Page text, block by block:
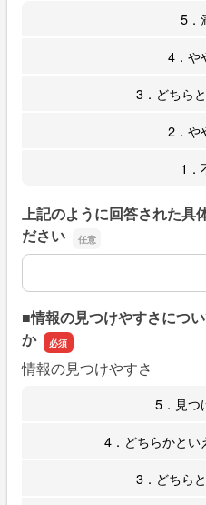
5．
4．や
3．どちら
2．や
1．
上記のように回答された具
ださい
上記のように回答された具
■情報の見つけやすさにつ
か
情報の見つけやすさ
5．見つ
4．どちらかとい
3．どちら